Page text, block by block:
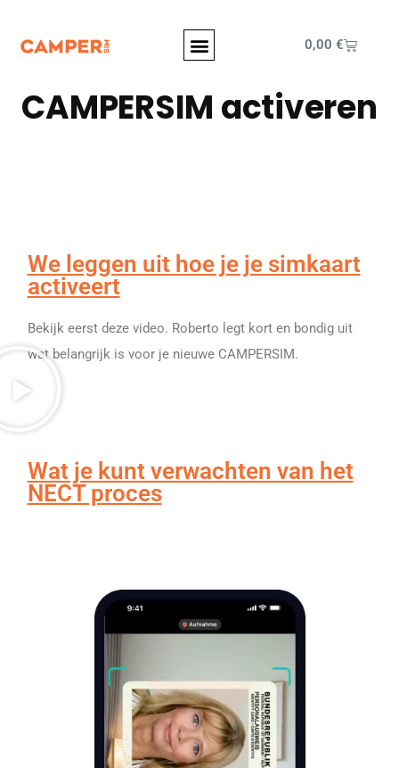
0,00 €
CAMPERSIM activeren
We leggen uit hoe je je simkaart
activeert
Bekijk eerst deze video. Roberto legt kort en bondig uit
wat belangrijk is voor je nieuwe CAMPERSIM.
Wat je kunt verwachten van het
NECT proces